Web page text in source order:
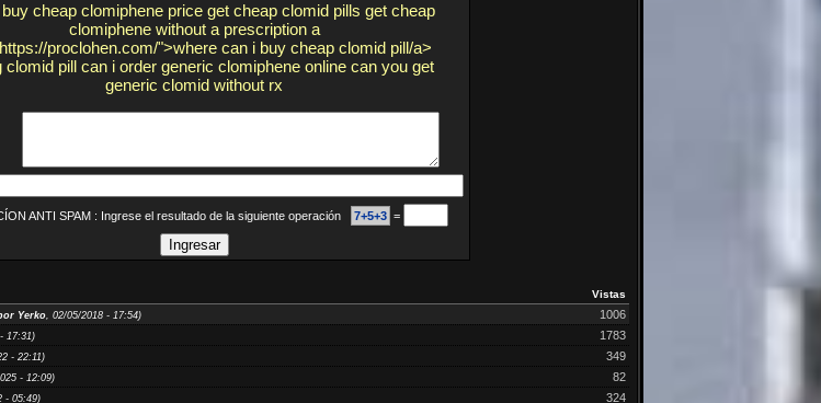
cheap clomiphene price get cheap clomid pills get cheap
clomiphene without a prescription a
proclohen.com/">where can i buy cheap clomid pill/a>
clomid pill can i order generic clomiphene online can you get
generic clomid without rx
ANTI SPAM : Ingrese el resultado de la siguiente operación 7+5+3 =
Vistas
1006
Yerko, 02/05/2018 - 17:54)
1783
17:31)
349
- 22:11)
82
- 12:09)
324
- 05:49)